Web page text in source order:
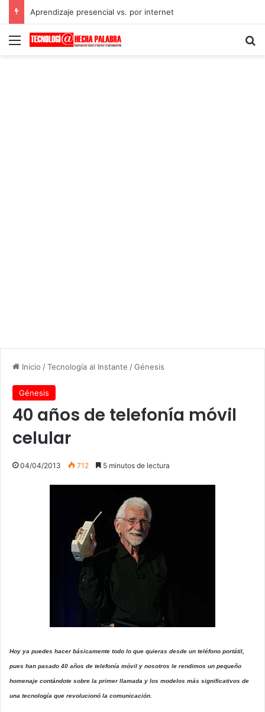
Aprendizaje presencial vs. por internet
Menú
Inicio /Tecnología al Instante /Génesis
Génesis
40 años de telefonía móvil
celular
04/04/2013 712 5 minutos de lectura
Hoy ya puedes hacer básicamente todo lo que quieras desde un teléfono portátil,
pues han pasado 40 años de telefonía móvil y nosotros le rendimos un pequeño
homenaje contándote sobre la primer llamada y los modelos más significativos de
una tecnología que revolucionó la comunicación.